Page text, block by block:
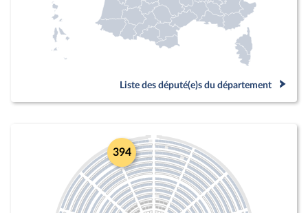
Liste des député(e)s du département
394